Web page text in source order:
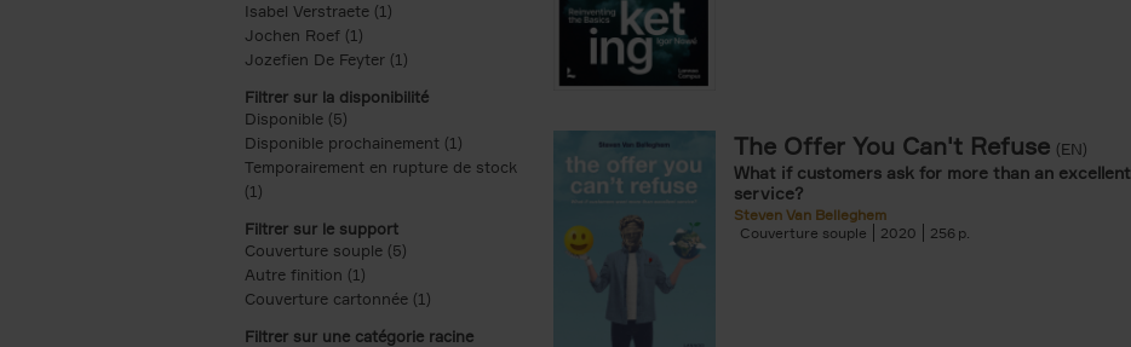
Isabel Verstraete (1) Apply Isabel Verstraete filter
Jochen Roef (1)
Jozefien De Feyter (1) Apply Jozefien De Feyter filter
Filtrer sur la disponibilité
Disponible (5)
Disponible prochainement (1) Apply Disponible prochainement filter
Temporairement en rupture de stock
(1) Apply Temporairement en rupture de stock filter
Filtrer sur le support
Couverture souple (5) Apply Couverture souple filter
Autre finition (1)
Couverture cartonnée (1)
Filtrer sur une catégorie racine
The Offer You Can't Refuse (EN)
What if customers ask for more than an excellent
service?
Steven Van Belleghem
Couverture souple
2020 256